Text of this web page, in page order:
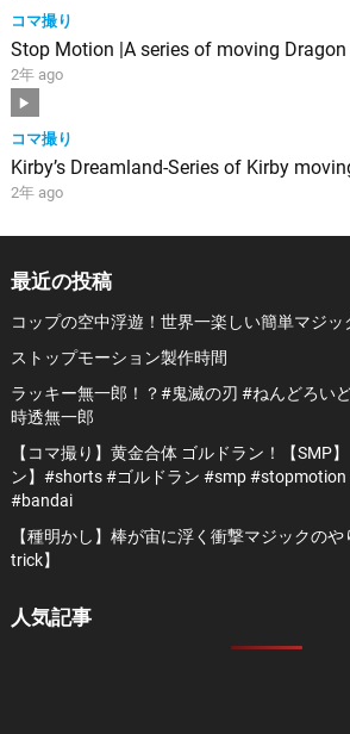
コマ撮り
Stop Motion |A series of moving
2年 ago
コマ撮り
Kirby’s Dreamland-Series of Kirby
2年 ago
最近の投稿
コップの空中浮遊！世界一楽しい簡単マジッ
ストップモーション製作時間
ラッキー無一郎！？#鬼滅の刃 #ねんどろい
時透無一郎
【コマ撮り】黄金合体 ゴルドラン！【SMP
ン】#shorts #ゴルドラン #smp #stopmotion
#bandai
【種明かし】棒が宙に浮く衝撃マジックの
trick】
人気記事